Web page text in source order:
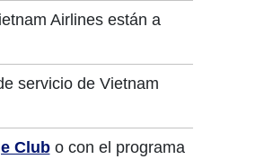
Airlines están a
servicio de Vietnam
Clubo con el programa